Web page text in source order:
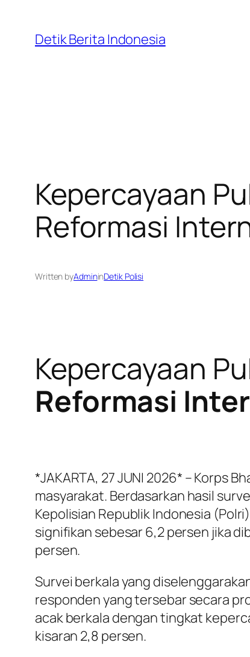
content
Detik Berita Indonesia
Kepercayaan
Reformasi
Written byAdmininDetik Polisi
Kepercayaan
Reformasi
*JAKARTA, 27 JUNI 2026* – Korps
masyarakat. Berdasarkan hasil
Kepolisian Republik Indonesia
signifikan sebesar 6,2 persen jika
persen.
Survei berkala yang
responden yang tersebar secara
acak berkala dengan tingkat
kisaran 2,8 persen.